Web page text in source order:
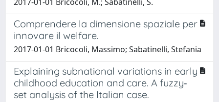
Comprendere la dimensione spaziale per
innovare il welfare.
2017-01-01 Bricocoli, Massimo; Sabatinelli, Stefania
Explaining subnational variations in early
childhood education and care. A fuzzy‐
set analysis of the Italian case.